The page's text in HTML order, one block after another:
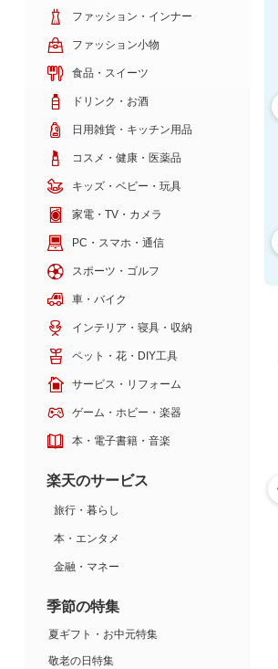
ファッション・インナー
ファッション小物
食品・スイーツ
ドリンク・お酒
日用雑貨・キッチン用品
コスメ・健康・医薬品
キッズ・ベビー・玩具
家電・TV・カメラ
PC・スマホ・通信
スポーツ・ゴルフ
車・バイク
インテリア・寝具・収納
ペット・花・DIY工具
サービス・リフォーム
ゲーム・ホビー・楽器
本・電子書籍・音楽
楽天のサービス
旅行・暮らし
本・エンタメ
金融・マネー
季節の特集
夏ギフト・お中元特集
敬老の日特集